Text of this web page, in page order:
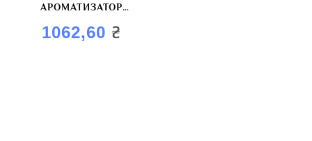
АРОМАТИЗАТОР
ХАРЧОВИЙ “М’ЯСО У
ГІРЧИЧНОМУ СОУСІ”
1062,60₴